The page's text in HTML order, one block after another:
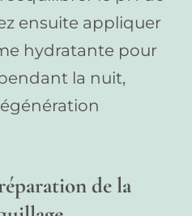
ensuite appliquer
hydratante pour
la nuit,
de la